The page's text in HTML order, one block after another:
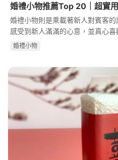
婚禮小物推薦Top 20｜超實
婚禮小物則是乘載著新人對賓客
感受到新人滿滿的心意，並真心
仍會拿出來使用或是回憶。準備
婚禮⼩物